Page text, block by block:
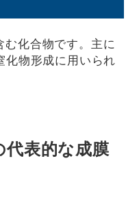
む化合物です。主に
化物形成に用いられ
表的な成膜